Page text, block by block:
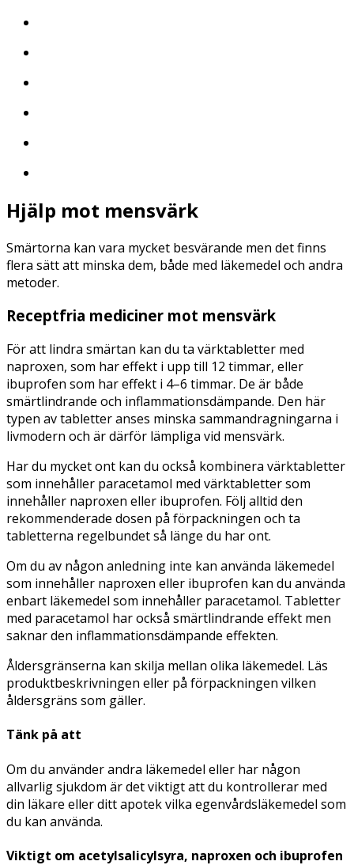
Hjälp mot mensvärk
Smärtorna kan vara mycket besvärande men det finns
flera sätt att minska dem, både med läkemedel och andra
metoder.
Receptfria mediciner mot mensvärk
För att lindra smärtan kan du ta värktabletter med
naproxen, som har effekt i upp till 12 timmar, eller
ibuprofen som har effekt i 4–6 timmar. De är både
smärtlindrande och inflammationsdämpande. Den här
typen av tabletter anses minska sammandragningarna i
livmodern och är därför lämpliga vid mensvärk.
Har du mycket ont kan du också kombinera värktabletter
som innehåller paracetamol med värktabletter som
innehåller naproxen eller ibuprofen. Följ alltid den
rekommenderade dosen på förpackningen och ta
tabletterna regelbundet så länge du har ont.
Om du av någon anledning inte kan använda läkemedel
som innehåller naproxen eller ibuprofen kan du använda
enbart läkemedel som innehåller paracetamol. Tabletter
med paracetamol har också smärtlindrande effekt men
saknar den inflammationsdämpande effekten.
Åldersgränserna kan skilja mellan olika läkemedel. Läs
produktbeskrivningen eller på förpackningen vilken
åldersgräns som gäller.
Tänk på att
Om du använder andra läkemedel eller har någon
allvarlig sjukdom är det viktigt att du kontrollerar med
din läkare eller ditt apotek vilka egenvårdsläkemedel som
du kan använda.
Viktigt om acetylsalicylsyra, naproxen och ibuprofen